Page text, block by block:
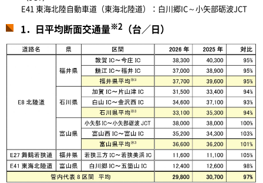
E41 東海北陸自動車道（東海北陸道）：白川郷IC～小矢部砺波JCT
1．日平均断面交通量※2 （台／日）